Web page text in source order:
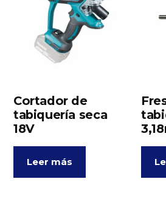
Cortador de
tabiquería seca
18V
Leer más